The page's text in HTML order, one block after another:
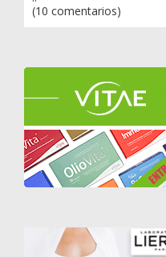
(10 comentarios)